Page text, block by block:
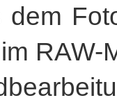
dem
RAW-